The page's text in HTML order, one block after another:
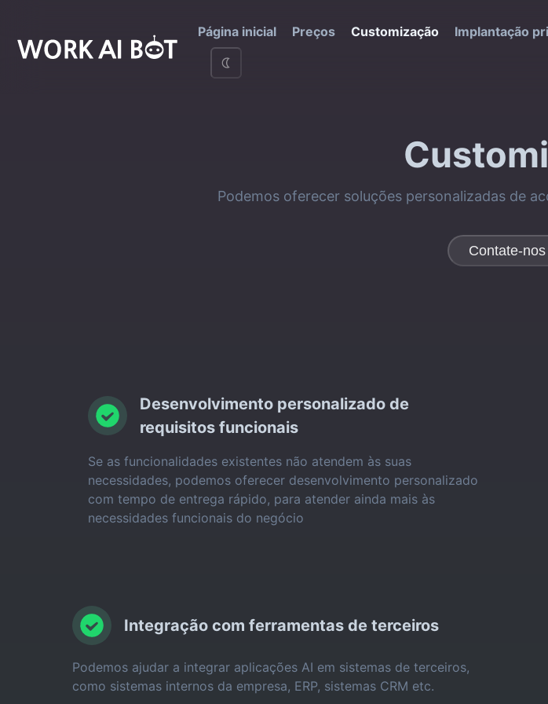
Página inicial Preços Customização Implantação
Podemos oferecer soluções personalizadas de
Contate-
Desenvolvimento personalizado de
requisitos funcionais
Se as funcionalidades existentes não atendem às suas
necessidades, podemos oferecer desenvolvimento personalizado
com tempo de entrega rápido, para atender ainda mais às
necessidades funcionais do negócio
Integração com ferramentas de terceiros
Podemos ajudar a integrar aplicações AI em sistemas de terceiros,
como sistemas internos da empresa, ERP, sistemas CRM etc.